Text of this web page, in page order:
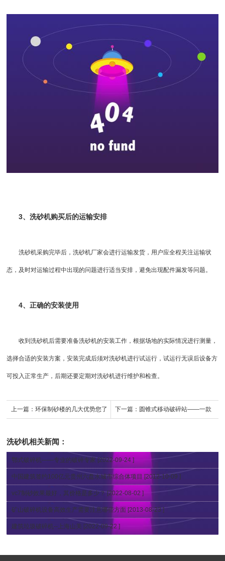
3、洗砂机购买后的运输安排
洗砂机采购完毕后，洗砂机厂家会进行运输发货，用户应全程关注运输状
态，及时对运输过程中出现的问题进行适当安排，避免出现配件漏发等问题。
4、正确的安装使用
收到洗砂机后需要准备洗砂机的安装工作，根据场地的实际情况进行测量，
选择合适的安装方案，安装完成后须对洗砂机进行试运行，试运行无误后设备方
可投入正常生产，后期还要定期对洗砂机进行维护和检查。
上一篇： 环保制砂楼的几大优势您了 下一篇： 圆锥式移动破碎站——一款
洗砂机相关新闻：
鄂式破碎机——专业的破碎专家 [2022-09-24 ]
中国建筑签约100亿元贵州六盘水城市综合体项目 [2012-10-09 ]
vc7制砂效果最好，其价格是多少？ [2022-08-02 ]
矿山破碎机设备高效生产需要注意哪些方面 [2013-08-23 ]
建筑垃圾破碎机--上海山美 [2022-09-22 ]